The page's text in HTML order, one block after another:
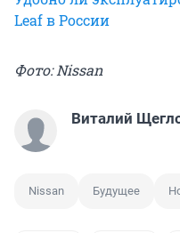
Leaf в России
Фото: Nissan
Виталий
Nissan Будущее